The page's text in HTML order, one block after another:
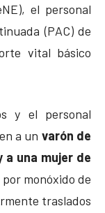
el personal
(PAC) de
vital básico
y el personal
a un varón de
a una mujer de
monóxido de
traslados